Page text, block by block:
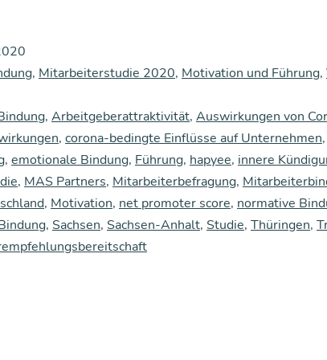
, Mitarbeiterstudie 2020, Motivation und Führung,
, Arbeitgeberattraktivität, Auswirkungen von
, corona-bedingte Einflüsse auf Unternehmen,
, emotionale Bindung, Führung, hapyee, innere
, MAS Partners, Mitarbeiterbefragung,
, Motivation, net promoter score, normative
, Sachsen, Sachsen-Anhalt, Studie, Thüringen,